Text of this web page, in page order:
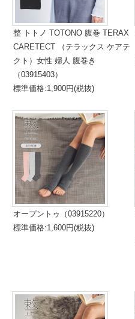
整 トトノ TOTONO 腹巻 TERAX
CARETECT （テラックス ケアテ
クト）女性 婦人 腹巻き
（03915403）
標準価格:1,900円(税抜)
オープントゥ（03915220）
標準価格:1,600円(税抜)